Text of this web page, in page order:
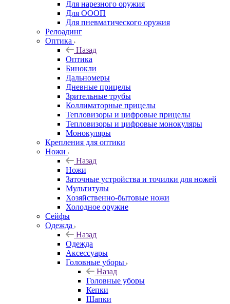
Для нарезного оружия
Для ОООП
Для пневматического оружия
Релоадинг
Оптика
Назад
Оптика
Бинокли
Дальномеры
Дневные прицелы
Зрительные трубы
Коллиматорные прицелы
Тепловизоры и цифровые прицелы
Тепловизоры и цифровые монокуляры
Монокуляры
Крепления для оптики
Ножи
Назад
Ножи
Заточные устройства и точилки для ножей
Мультитулы
Хозяйственно-бытовые ножи
Холодное оружие
Сейфы
Одежда
Назад
Одежда
Аксессуары
Головные уборы
Назад
Головные уборы
Кепки
Шапки